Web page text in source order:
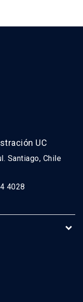
UC
Santiago, Chile
4028